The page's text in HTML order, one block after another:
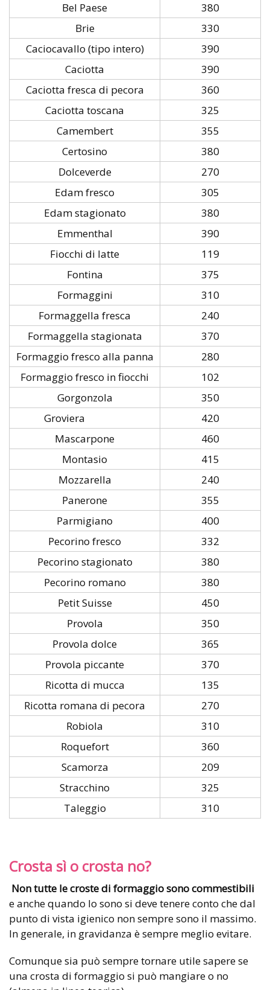
Bel Paese
380
Brie
330
Caciocavallo (tipo intero)
390
Caciotta
390
Caciotta fresca di pecora
360
Caciotta toscana
325
Camembert
355
Certosino
380
Dolceverde
270
Edam fresco
305
Edam stagionato
380
Emmenthal
390
Fiocchi di latte
119
Fontina
375
Formaggini
310
Formaggella fresca
240
Formaggella stagionata
370
Formaggio fresco alla panna
280
Formaggio fresco in fiocchi
102
Gorgonzola
350
Groviera
420
Mascarpone
460
Montasio
415
Mozzarella
240
Panerone
355
Parmigiano
400
Pecorino fresco
332
Pecorino stagionato
380
Pecorino romano
380
Petit Suisse
450
Provola
350
Provola dolce
365
Provola piccante
370
Ricotta di mucca
135
Ricotta romana di pecora
270
Robiola
310
Roquefort
360
Scamorza
209
Stracchino
325
Taleggio
310
Crosta sì o crosta no?
Non tutte le croste di formaggio sono commestibili
e anche quando lo sono si deve tenere conto che dal
punto di vista igienico non sempre sono il massimo.
In generale, in gravidanza è sempre meglio evitare.
Comunque sia può sempre tornare utile sapere se
una crosta di formaggio si può mangiare o no